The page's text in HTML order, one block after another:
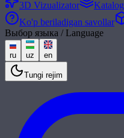
3D Vizualizator
Katalog
Ko'p beriladigan savollar
Выбор языка / Language
ru uz en
Tungi rejim